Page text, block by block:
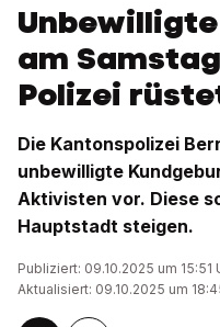
am
Polizei
Die Kantonspolizei
unbewilligte
Aktivisten vor. Diese
Hauptstadt steigen.
Publiziert: 09.10.2025 um 15:51
Aktualisiert: 09.10.2025 um